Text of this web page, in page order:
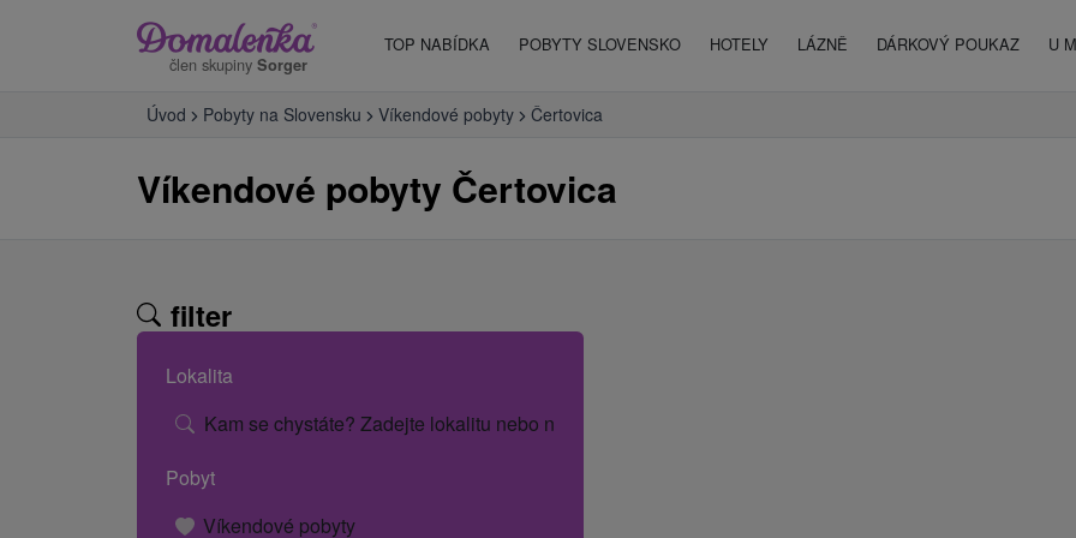
člen skupiny Sorger
TOP NABÍDKA POBYTY SLOVENSKO HOTELY LÁZNĚ DÁRKOVÝ POUKAZ U
Úvod Pobyty na Slovensku Víkendové pobyty Čertovica
Víkendové pobyty Čertovica
filter
Lokalita
Kam se chystáte? Zadejte lokalitu nebo název hotelu.
Pobyt
Víkendové pobyty